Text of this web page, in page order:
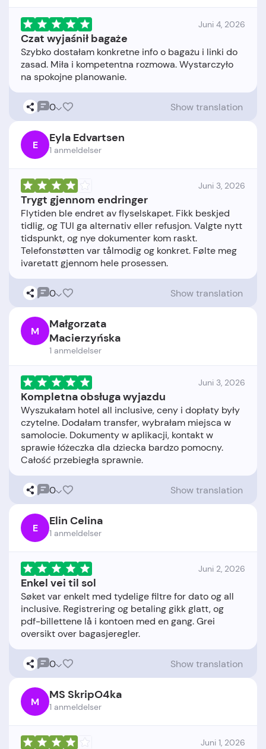
Juni 4, 2026
Czat wyjaśnił bagaże
Szybko dostałam konkretne info o bagażu i linki do
zasad. Miła i kompetentna rozmowa. Wystarczyło
0 Show translation
E Eyla Edvartsen
1 anmeldelser
Juni 3, 2026
Trygt gjennom endringer
Flytiden ble endret av flyselskapet. Fikk beskjed
tidlig, og TUI ga alternativ eller refusjon. Valgte nytt
tidspunkt, og nye dokumenter kom raskt.
Telefonstøtten var tålmodig og konkret. Følte meg
0 Show translation
M
Małgorzata
Macierzyńska
1 anmeldelser
Juni 3, 2026
Kompletna obsługa wyjazdu
Wyszukałam hotel all inclusive, ceny i dopłaty były
czytelne. Dodałam transfer, wybrałam miejsca w
samolocie. Dokumenty w aplikacji, kontakt w
sprawie łóżeczka dla dziecka bardzo pomocny.
0 Show translation
E Elin Celina
1 anmeldelser
Juni 2, 2026
Enkel vei til sol
Søket var enkelt med tydelige filtre for dato og all
inclusive. Registrering og betaling gikk glatt, og
pdf-billettene lå i kontoen med en gang. Grei
0 Show translation
M MS SkripO4ka
1 anmeldelser
Juni 1, 2026